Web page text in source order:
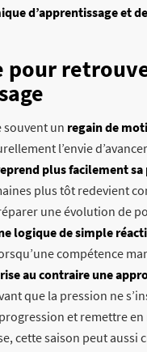
d’apprentissage et
pour
souvent un regain de
l’envie
plus facilement
plus tôt redevient
une évolution de
logique de simple
compétence
au contraire une
que la pression ne
et remettre
cette saison peut aussi